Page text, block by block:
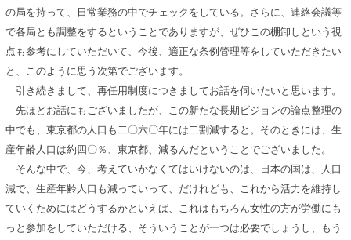
の局を持って、日常業務の中でチェックをしている。さらに、連絡会議等
で各局とも調整をするということでありますが、ぜひこの棚卸しという視
点も参考にしていただいて、今後、適正な条例管理等をしていただきたい
と、このように思う次第でございます。
引き続きまして、再任用制度につきましてお話を伺いたいと思います。
先ほどお話にもございましたが、この新たな長期ビジョンの論点整理の
中でも、東京都の人口も二〇六〇年には二割減すると。そのときには、生
産年齢人口は約四〇％、東京都、減るんだということでございました。
そんな中で、今、考えていかなくてはいけないのは、日本の国は、人口
減で、生産年齢人口も減っていって、だけれども、これから活力を維持し
ていくためにはどうするかといえば、これはもちろん女性の方が労働にも
っと参加をしていただける、そういうことが一つは必要でしょうし、もう